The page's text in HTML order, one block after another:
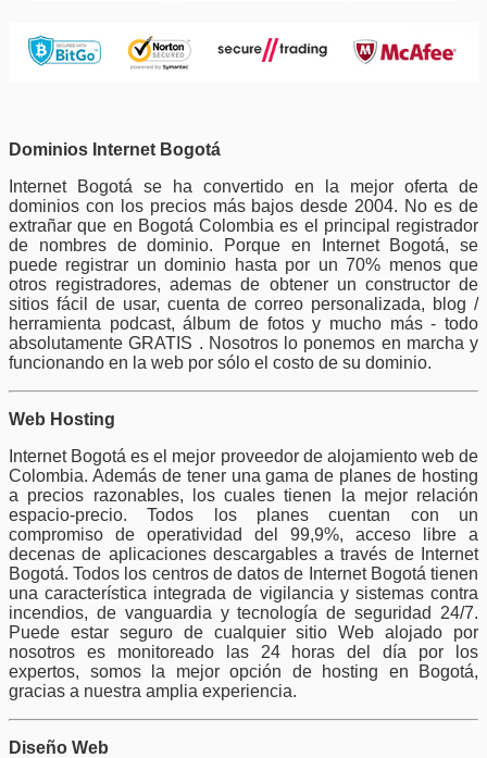
Dominios Internet Bogotá
Internet Bogotá se ha convertido en la mejor oferta de
dominios con los precios más bajos desde 2004. No es de
extrañar que en Bogotá Colombia es el principal registrador
de nombres de dominio. Porque en Internet Bogotá, se
puede registrar un dominio hasta por un 70% menos que
otros registradores, ademas de obtener un constructor de
sitios fácil de usar, cuenta de correo personalizada, blog /
herramienta podcast, álbum de fotos y mucho más - todo
absolutamente GRATIS . Nosotros lo ponemos en marcha y
funcionando en la web por sólo el costo de su dominio.
Web Hosting
Internet Bogotá es el mejor proveedor de alojamiento web de
Colombia. Además de tener una gama de planes de hosting
a precios razonables, los cuales tienen la mejor relación
espacio-precio. Todos los planes cuentan con un
compromiso de operatividad del 99,9%, acceso libre a
decenas de aplicaciones descargables a través de Internet
Bogotá. Todos los centros de datos de Internet Bogotá tienen
una característica integrada de vigilancia y sistemas contra
incendios, de vanguardia y tecnología de seguridad 24/7.
Puede estar seguro de cualquier sitio Web alojado por
nosotros es monitoreado las 24 horas del día por los
expertos, somos la mejor opción de hosting en Bogotá,
gracias a nuestra amplia experiencia.
Diseño Web